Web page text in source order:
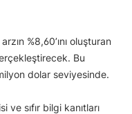
%8,60’ını oluşturan
Bu
dolar seviyesinde.
sıfır bilgi kanıtları